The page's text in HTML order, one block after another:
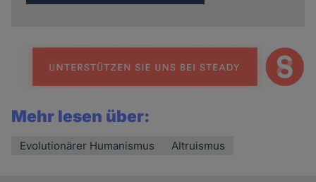
Mehr lesen über:
Evolutionärer Humanismus Altruismus